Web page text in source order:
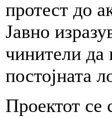
протест до
Јавно
чинители да
постојната
Проектот се